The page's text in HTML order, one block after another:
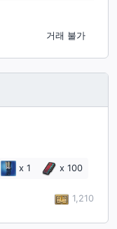
거래 불가
x 1 x 100
1,210